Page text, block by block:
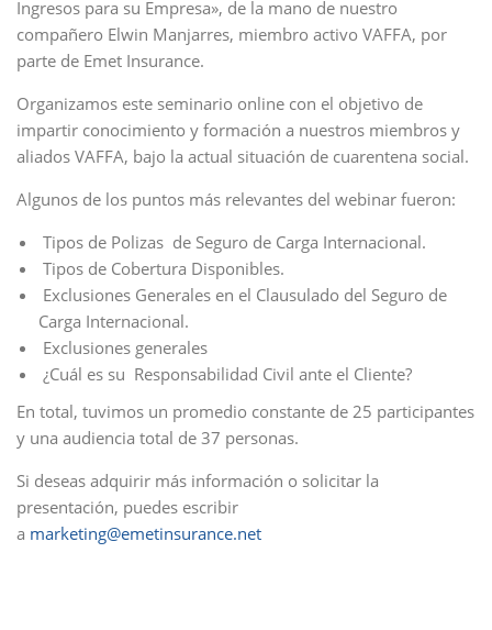
Ingresos para su Empresa», de la mano de nuestro
compañero Elwin Manjarres, miembro activo VAFFA, por
parte de Emet Insurance.
Organizamos este seminario online con el objetivo de
impartir conocimiento y formación a nuestros miembros y
aliados VAFFA, bajo la actual situación de cuarentena social.
Algunos de los puntos más relevantes del webinar fueron:
Tipos de Polizas de Seguro de Carga Internacional.
Tipos de Cobertura Disponibles.
Exclusiones Generales en el Clausulado del Seguro de
Carga Internacional.
Exclusiones generales
¿Cuál es su Responsabilidad Civil ante el Cliente?
En total, tuvimos un promedio constante de 25 participantes
y una audiencia total de 37 personas.
Si deseas adquirir más información o solicitar la
presentación, puedes escribir
a marketing@emetinsurance.net